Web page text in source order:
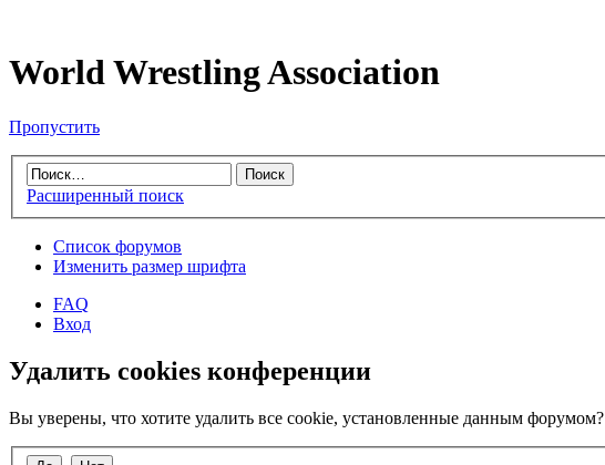
World Wrestling Association
Пропустить
Расширенный поиск
Список форумов
Изменить размер шрифта
FAQ
Вход
Удалить cookies конференции
Вы уверены, что хотите удалить все cookie, установленные данным форумом?